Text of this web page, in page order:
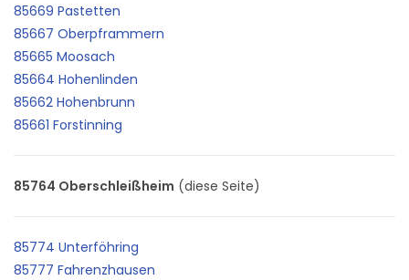
85669 Pastetten
85667 Oberpframmern
85665 Moosach
85664 Hohenlinden
85662 Hohenbrunn
85661 Forstinning
85764 Oberschleißheim (diese Seite)
85774 Unterföhring
85777 Fahrenzhausen